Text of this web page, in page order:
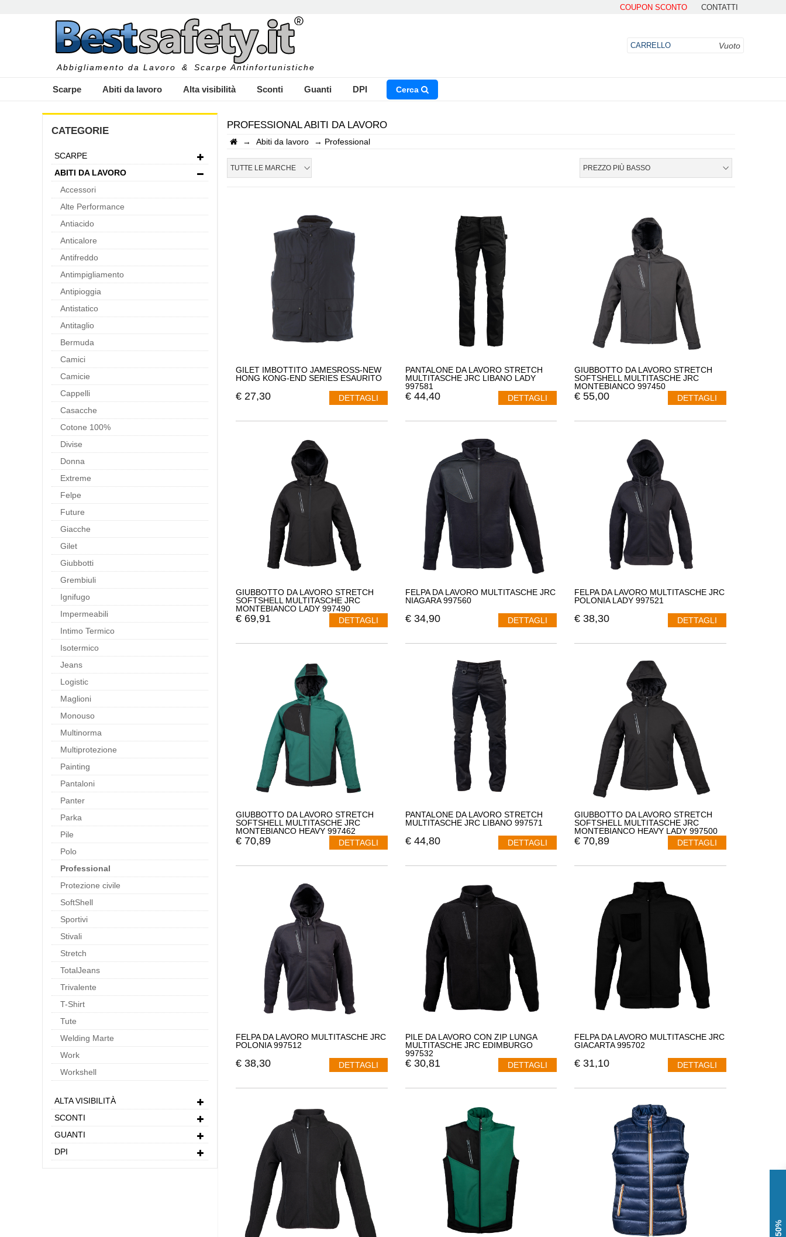
COUPON SCONTO CONTATTI
Abbigliamento da Lavoro & Scarpe Antinfortunistiche
CARRELLO Vuoto
Scarpe Abiti da lavoro Alta visibilità Sconti Guanti DPI Cerca
INSERISCI IL NOME DEL PRODOTTO CHE STAI CERCANDO
CATEGORIE
SCARPE
ABITI DA LAVORO
Accessori
Alte Performance
Antiacido
Anticalore
Antifreddo
Antimpigliamento
Antipioggia
Antistatico
Antitaglio
Bermuda
Camici
Camicie
Cappelli
Casacche
Cotone 100%
Divise
Donna
Extreme
Felpe
Future
Giacche
Gilet
Giubbotti
Grembiuli
Ignifugo
Impermeabili
Intimo Termico
Isotermico
Jeans
Logistic
Maglioni
Monouso
Multinorma
Multiprotezione
Painting
Pantaloni
Panter
Parka
Pile
Polo
Professional
Protezione civile
SoftShell
Sportivi
Stivali
Stretch
TotalJeans
Trivalente
T-Shirt
Tute
Welding Marte
Work
Workshell
ALTA VISIBILITÀ
SCONTI
GUANTI
DPI
PROFESSIONAL ABITI DA LAVORO
→ Abiti da lavoro → Professional
TUTTE LE MARCHE PREZZO PIÙ BASSO
GILET IMBOTTITO JAMESROSS-NEW
HONG KONG-END SERIES ESAURITO
€ 27,30 DETTAGLI
PANTALONE DA LAVORO STRETCH
MULTITASCHE JRC LIBANO LADY
997581
€ 44,40 DETTAGLI
GIUBBOTTO DA LAVORO STRETCH
SOFTSHELL MULTITASCHE JRC
MONTEBIANCO 997450
€ 55,00 DETTAGLI
GIUBBOTTO DA LAVORO STRETCH
SOFTSHELL MULTITASCHE JRC
MONTEBIANCO LADY 997490
€ 69,91 DETTAGLI
FELPA DA LAVORO MULTITASCHE JRC
NIAGARA 997560
€ 34,90 DETTAGLI
FELPA DA LAVORO MULTITASCHE JRC
POLONIA LADY 997521
€ 38,30 DETTAGLI
GIUBBOTTO DA LAVORO STRETCH
SOFTSHELL MULTITASCHE JRC
MONTEBIANCO HEAVY 997462
€ 70,89 DETTAGLI
PANTALONE DA LAVORO STRETCH
MULTITASCHE JRC LIBANO 997571
€ 44,80 DETTAGLI
GIUBBOTTO DA LAVORO STRETCH
SOFTSHELL MULTITASCHE JRC
MONTEBIANCO HEAVY LADY 997500
€ 70,89 DETTAGLI
FELPA DA LAVORO MULTITASCHE JRC
POLONIA 997512
€ 38,30 DETTAGLI
PILE DA LAVORO CON ZIP LUNGA
MULTITASCHE JRC EDIMBURGO
997532
€ 30,81 DETTAGLI
FELPA DA LAVORO MULTITASCHE JRC
GIACARTA 995702
€ 31,10 DETTAGLI